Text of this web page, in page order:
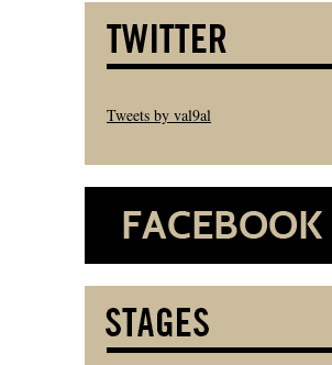
Tweets by val9al